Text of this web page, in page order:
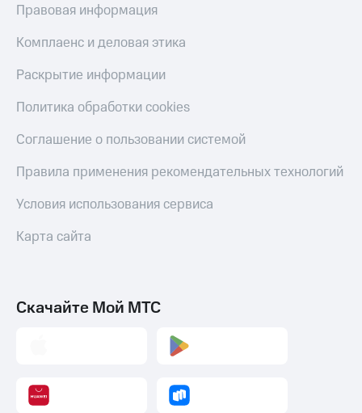
Правовая информация
Комплаенс и деловая этика
Раскрытие информации
Политика обработки cookies
Соглашение о пользовании системой
Правила применения рекомендательных технологий
Условия использования сервиса
Карта сайта
Скачайте Мой МТС